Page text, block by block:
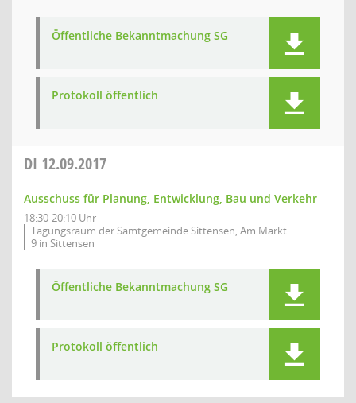
Öffentliche Bekanntmachung SG
Protokoll öffentlich
DI 12.09.2017
Ausschuss für Planung, Entwicklung, Bau und Verkehr
18:30-20:10 Uhr
Tagungsraum der Samtgemeinde Sittensen, Am Markt
9 in Sittensen
Öffentliche Bekanntmachung SG
Protokoll öffentlich